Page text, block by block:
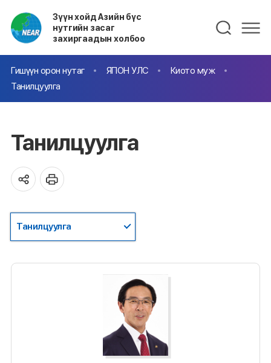
Зүүн хойд Азийн бүс
нутгийн засаг
захиргаадын холбоо
Гишүүн орон нутаг ЯПОН УЛС
Киото муж
Танилцуулга
Танилцуулга
Танилцуулга